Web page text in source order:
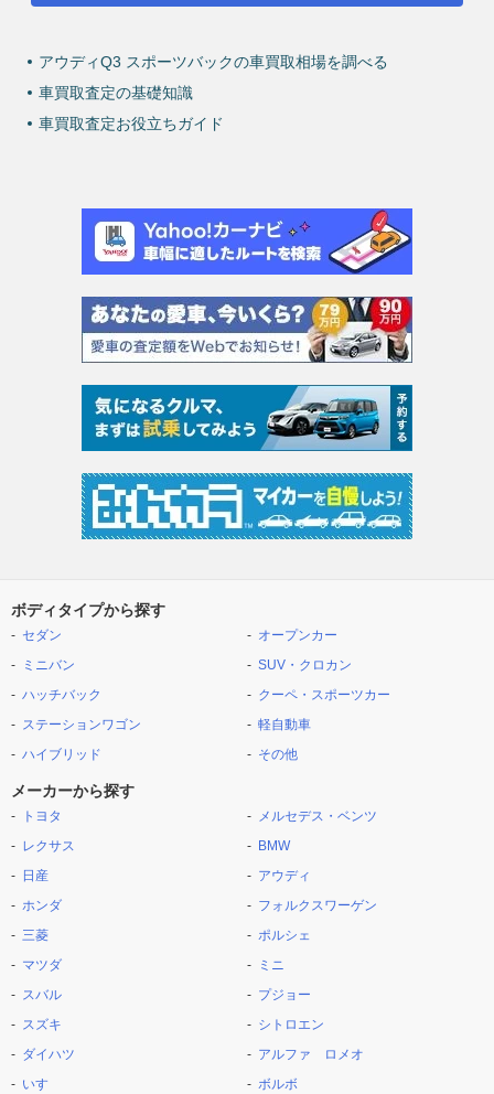
アウディQ3 スポーツバックの車買取相場を調べる
車買取査定の基礎知識
車買取査定お役立ちガイド
ボディタイプから探す
セダン
ミニバン
ハッチバック
ステーションワゴン
ハイブリッド
オープンカー
SUV・クロカン
クーペ・スポーツカー
軽自動車
その他
メーカーから探す
トヨタ
レクサス
日産
ホンダ
三菱
マツダ
スバル
スズキ
ダイハツ
いすゞ
メルセデス・ベンツ
BMW
アウディ
フォルクスワーゲン
ポルシェ
ミニ
プジョー
シトロエン
アルファ ロメオ
ボルボ